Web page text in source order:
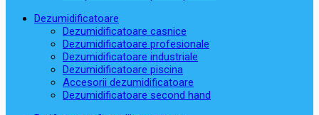
Dezumidificatoare
Dezumidificatoare casnice
Dezumidificatoare profesionale
Dezumidificatoare industriale
Dezumidificatoare piscina
Accesorii dezumidificatoare
Dezumidificatoare second hand